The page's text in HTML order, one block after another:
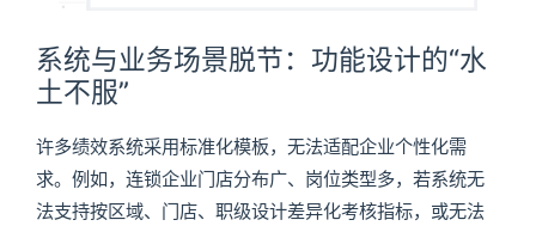
系统与业务场景脱节：功能设计的“水
土不服”
许多绩效系统采用标准化模板，无法适配企业个性化需
求。例如，连锁企业门店分布广、岗位类型多，若系统无
法支持按区域、门店、职级设计差异化考核指标，或无法